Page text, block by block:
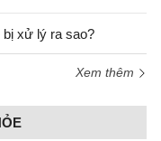
bị xử lý ra sao?
Xem thêm